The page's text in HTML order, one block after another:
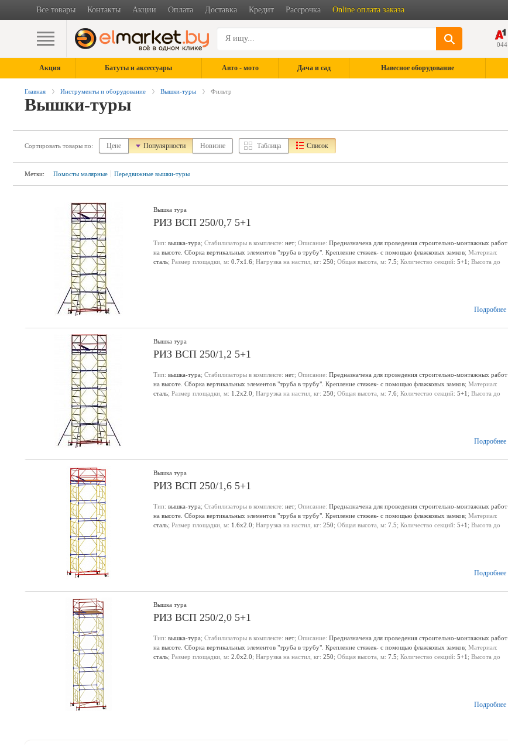
Все товары Контакты Акции Оплата Доставка Кредит Рассрочка Online оплата заказа
044
Акция Батуты и аксессуары Авто - мото Дача и сад Навесное оборудование
Главная Инструменты и оборудование Вышки-туры Фильтр
Вышки-туры
Сортировать товары по: Цене Популярности Новизне Таблица Список
Метки: Помосты малярные Передвижные вышки-туры
Вышка тура
РИЗ ВСП 250/0,7 5+1
Тип: вышка-тура; Стабилизаторы в комплекте: нет; Описание: Предназначена для проведения строительно-монтажных работ
на высоте. Сборка вертикальных элементов "труба в трубу". Крепление стяжек- с помощью флажковых замков; Материал:
сталь; Размер площадки, м: 0.7х1.6; Нагрузка на настил, кг: 250; Общая высота, м: 7.5; Количество секций: 5+1 ; Высота до
Подробнее
Вышка тура
РИЗ ВСП 250/1,2 5+1
Тип: вышка-тура; Стабилизаторы в комплекте: нет; Описание: Предназначена для проведения строительно-монтажных работ
на высоте. Сборка вертикальных элементов "труба в трубу". Крепление стяжек- с помощью флажковых замков; Материал:
сталь; Размер площадки, м: 1.2х2.0; Нагрузка на настил, кг: 250; Общая высота, м: 7.6; Количество секций: 5+1 ; Высота до
Подробнее
Вышка тура
РИЗ ВСП 250/1,6 5+1
Тип: вышка-тура; Стабилизаторы в комплекте: нет; Описание: Предназначена для проведения строительно-монтажных работ
на высоте. Сборка вертикальных элементов "труба в трубу". Крепление стяжек- с помощью флажковых замков; Материал:
сталь; Размер площадки, м: 1.6х2.0; Нагрузка на настил, кг: 250; Общая высота, м: 7.5; Количество секций: 5+1 ; Высота до
Подробнее
Вышка тура
РИЗ ВСП 250/2,0 5+1
Тип: вышка-тура; Стабилизаторы в комплекте: нет; Описание: Предназначена для проведения строительно-монтажных работ
на высоте. Сборка вертикальных элементов "труба в трубу". Крепление стяжек- с помощью флажковых замков; Материал:
сталь; Размер площадки, м: 2.0х2.0; Нагрузка на настил, кг: 250; Общая высота, м: 7.5; Количество секций: 5+1 ; Высота до
Подробнее